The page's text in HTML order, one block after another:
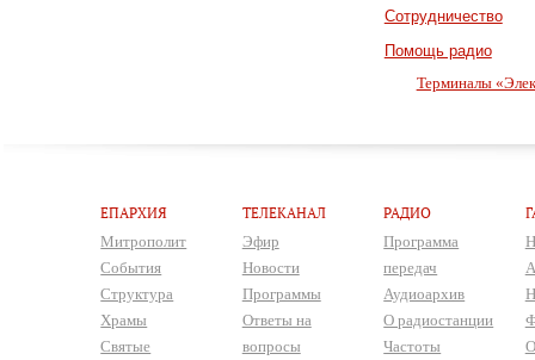
Сотрудничество
Помощь радио
Терминалы
ЕПАРХИЯ
Митрополит
События
Структура
Храмы
Святые
ТЕЛЕКАНАЛ
Эфир
Новости
Программы
Ответы на
вопросы
РАДИО
Программа
передач
Аудиоархив
О радиостанции
Частоты